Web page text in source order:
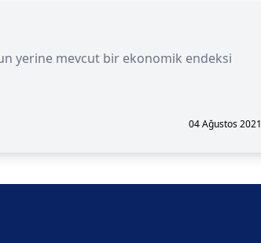
yerine mevcut bir ekonomik endeksi
04 Ağustos 2021